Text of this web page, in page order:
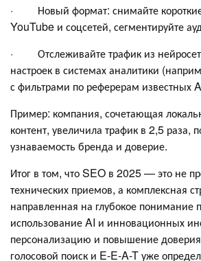
· Новый формат: снимайте
YouTube и соцсетей, сегментируйте
· Отслеживайте трафик из
настроек в системах аналитики
с фильтрами по реферерам известных
Пример: компания, сочетающая
контент, увеличила трафик в 2,5 раза,
узнаваемость бренда и доверие.
Итог в том, что SEO в 2025 — это не
технических приемов, а комплексная
направленная на глубокое понимание
использование AI и инновационных
персонализацию и повышение
голосовой поиск и E-E-A-T уже